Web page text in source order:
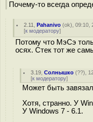
Почему-то всегда
2.11 ,Pahanivo (ok), 09:10,
[к модератору]
Потому что МэСэ
осях. Стек тот же
3.19 ,Солнышко (??),
[к модератору]
Может быть
Хотя, странно. У
У Windows 7 - 6.1.